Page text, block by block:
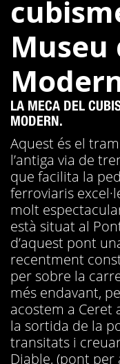
Museu
LA MECA DEL
MODERN.
Aquest és el
l’antiga via de
que facilita la
ferroviaris
molt
està situat al
d’aquest pont
recentment
per sobre la
més endavant,
acostem a Ceret
la sortida de la
transitats i
Diable, (pont per